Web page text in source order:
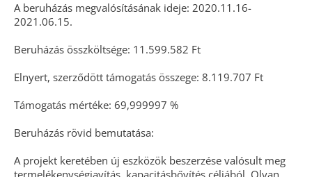
A beruházás megvalósításának ideje: 2020.11.16-
2021.06.15.
Beruházás összköltsége: 11.599.582 Ft
Elnyert, szerződött támogatás összege: 8.119.707 Ft
Támogatás mértéke: 69,999997 %
Beruházás rövid bemutatása:
A projekt keretében új eszközök beszerzése valósult meg
termelékenységjavítás, kapacitásbővítés céljából. Olyan